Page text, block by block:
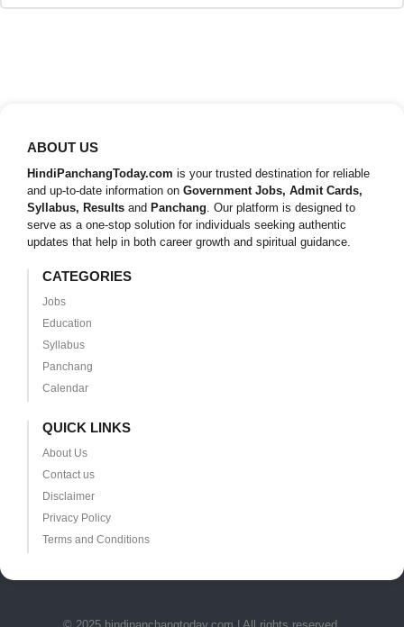
ABOUT US
HindiPanchangToday.com is your trusted destination for reliable
and up-to-date information on Government Jobs, Admit Cards,
Syllabus, Results and Panchang. Our platform is designed to
serve as a one-stop solution for individuals seeking authentic
updates that help in both career growth and spiritual guidance.
CATEGORIES
Jobs
Education
Syllabus
Panchang
Calendar
QUICK LINKS
About Us
Contact us
Disclaimer
Privacy Policy
Terms and Conditions